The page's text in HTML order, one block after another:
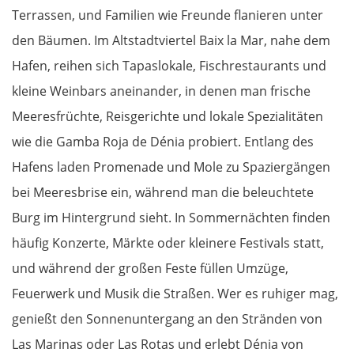
Terrassen, und Familien wie Freunde flanieren unter
den Bäumen. Im Altstadtviertel Baix la Mar, nahe dem
Hafen, reihen sich Tapaslokale, Fischrestaurants und
kleine Weinbars aneinander, in denen man frische
Meeresfrüchte, Reisgerichte und lokale Spezialitäten
wie die Gamba Roja de Dénia probiert. Entlang des
Hafens laden Promenade und Mole zu Spaziergängen
bei Meeresbrise ein, während man die beleuchtete
Burg im Hintergrund sieht. In Sommernächten finden
häufig Konzerte, Märkte oder kleinere Festivals statt,
und während der großen Feste füllen Umzüge,
Feuerwerk und Musik die Straßen. Wer es ruhiger mag,
genießt den Sonnenuntergang an den Stränden von
Las Marinas oder Las Rotas und erlebt Dénia von
Kardschali
Griechenland
Komotini
Xanthi
Kavala
Thessaloniki